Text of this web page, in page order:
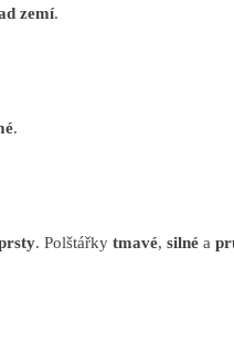
zemí.
.
. Polštářky tmavé, silné a